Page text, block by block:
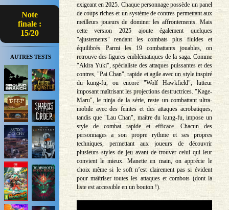
Note
finale :
15/20
AUTRES TESTS
exigeant en 2025. Chaque personnage possède un panel
de coups riches et un système de contres permettant aux
meilleurs joueurs de dominer les affrontements. Mais
cette version 2025 ajoute également quelques
"ajustements" rendant les combats plus fluides et
équilibrés. Parmi les 19 combattants jouables, on
retrouve des figures emblématiques de la saga. Comme
"Akira Yuki", spécialiste des attaques puissantes et des
contres, "Pai Chan", rapide et agile avec un style inspiré
du kung-fu, ou encore "Wolf Hawkfield", lutteur
imposant maîtrisant les projections destructrices. "Kage-
Maru", le ninja de la série, reste un combattant ultra-
mobile avec des feintes et des attaques acrobatiques,
tandis que "Lau Chan", maître du kung-fu, impose un
style de combat rapide et efficace. Chacun des
personnages a son propre rythme et ses propres
techniques, permettant aux joueurs de découvrir
plusieurs styles de jeu avant de trouver celui qui leur
convient le mieux. Manette en main, on apprécie le
choix même si le soft n’est clairement pas si évident
pour maîtriser toutes les attaques et combots (dont la
liste est accessible en un bouton !).